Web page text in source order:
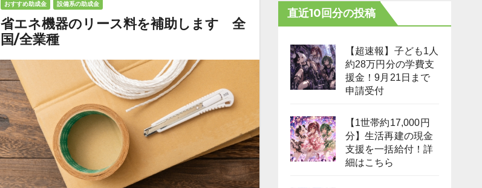
おすすめ助成金 設備系の助成金
省エネ機器のリース料を補助します 全
国/全業種
直近10回分の投稿
【超速報】子ども1人
約28万円分の学費支
援金！9月21日まで
申請受付
【1世帯約17,000円
分】生活再建の現金
支援を一括給付！詳
細はこちら